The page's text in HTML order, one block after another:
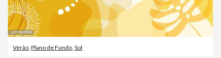
Verão Plano de Fundo Sol